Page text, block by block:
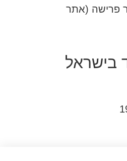
פרישה (אתר
בישראל